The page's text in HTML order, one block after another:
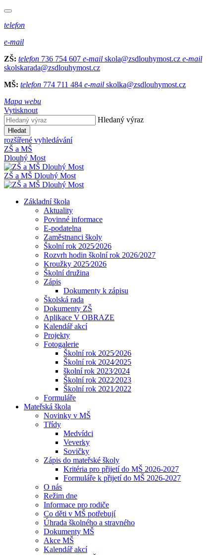
telefon
e-mail
ZŠ: telefon 736 754 607 e-mail skola@zsdlouhymost.cz e-mail
skolskarada@zsdlouhymost.cz
MŠ: telefon 774 711 484 e-mail skolka@zsdlouhymost.cz
Mapa webu
Vytisknout
Hledaný výraz
Hledat
rozšířené vyhledávání
ZŠ a MŠ
Dlouhý Most
ZŠ a MŠ Dlouhý Most
Základní škola
Aktuality
Povinné informace
E-podatelna
Zaměstnanci školy
Školní rok 2025⁄2026
Rozvrh hodin školní rok 2026/2027
Kroužky 2025⁄2026
Školní družina
Zápis
Dokumenty k zápisu
Školská rada
Dokumenty ZŠ
Aplikace V OBRAZE
Kalendář akcí
Projekty
Fotogalerie
Školní rok 2025⁄2026
Školní rok 2024⁄2025
školní rok 2023⁄2024
Školní rok 2022⁄2023
Školní rok 2021⁄2022
Formuláře
Mateřská škola
Novinky v MŠ
Třídy
Medvídci
Veverky
Sovičky
Zápis do mateřské školy
Kritéria pro přijetí do MŠ 2026-2027
Formuláře k přijetí do MŠ 2026-2027
O nás
Režim dne
Informace pro rodiče
Co děti v MŠ potřebují
Úhrada školného a stravného
Dokumenty MŠ
Akce MŠ
Kalendář akcí